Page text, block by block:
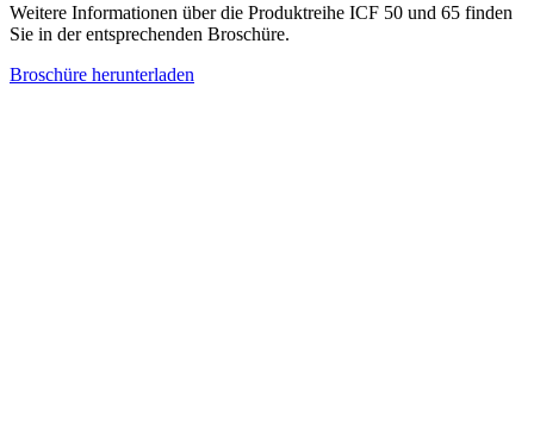
Weitere Informationen über die Produktreihe ICF 50 und 65 finden
Sie in der entsprechenden Broschüre.
Broschüre herunterladen